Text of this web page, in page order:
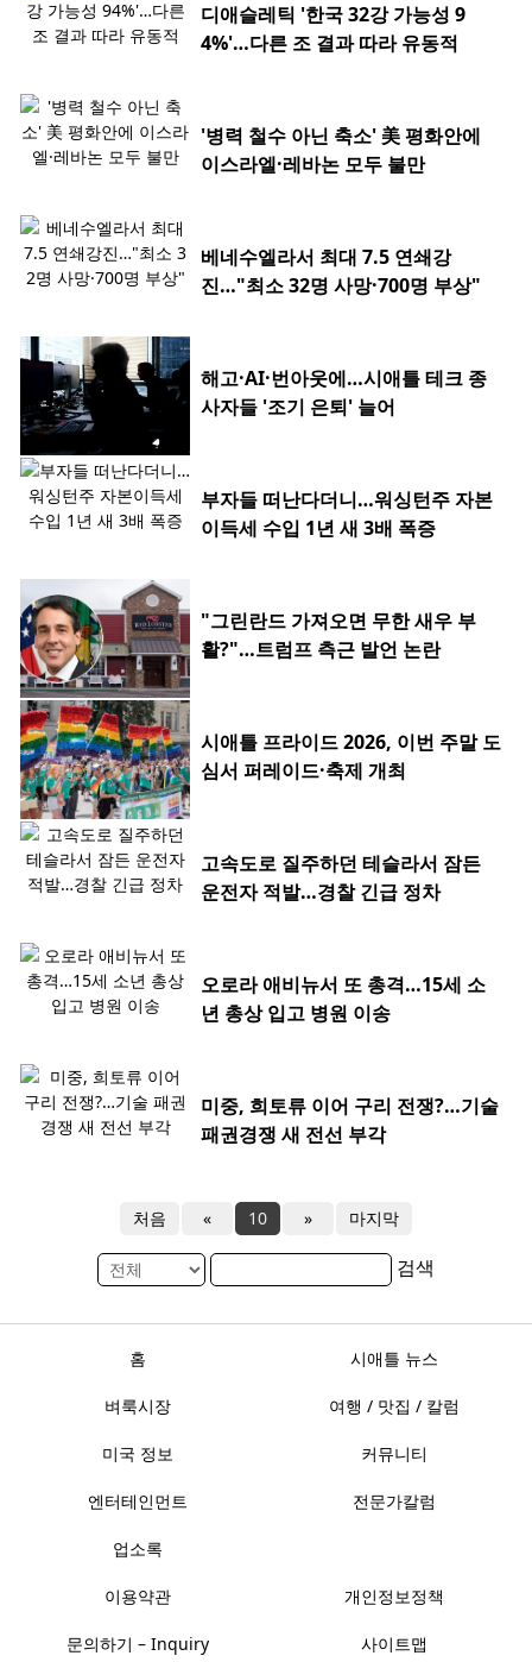
디애슬레틱 '한국 32강 가능성 9
4%'…다른 조 결과 따라 유동적
'병력 철수 아닌 축소' 美 평화안에
이스라엘·레바논 모두 불만
베네수엘라서 최대 7.5 연쇄강
진…"최소 32명 사망·700명 부상"
해고·AI·번아웃에…시애틀 테크 종
사자들 '조기 은퇴' 늘어
부자들 떠난다더니…워싱턴주 자본
이득세 수입 1년 새 3배 폭증
"그린란드 가져오면 무한 새우 부
활?"…트럼프 측근 발언 논란
시애틀 프라이드 2026, 이번 주말 도
심서 퍼레이드·축제 개최
고속도로 질주하던 테슬라서 잠든
운전자 적발…경찰 긴급 정차
오로라 애비뉴서 또 총격…15세 소
년 총상 입고 병원 이송
미중, 희토류 이어 구리 전쟁?…기술
패권경쟁 새 전선 부각
처음 « 10 » 마지막
검색
홈 시애틀 뉴스
벼룩시장 여행 / 맛집 / 칼럼
미국 정보 커뮤니티
엔터테인먼트 전문가칼럼
업소록
이용약관 개인정보정책
문의하기 – Inquiry 사이트맵